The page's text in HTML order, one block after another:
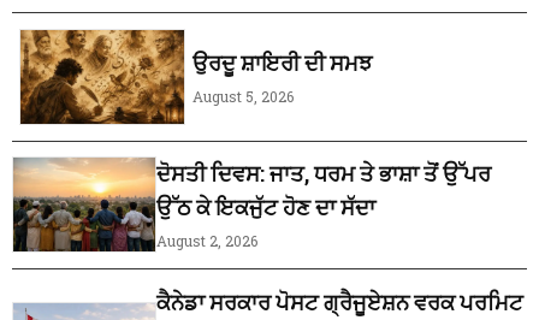
ਉਰਦੂ ਸ਼ਾਇਰੀ ਦੀ ਸਮਝ
August 5, 2026
ਦੋਸਤੀ ਦਿਵਸ: ਜਾਤ, ਧਰਮ ਤੇ ਭਾਸ਼ਾ ਤੋਂ ਉੱਪਰ
ਉੱਠ ਕੇ ਇਕਜੁੱਟ ਹੋਣ ਦਾ ਸੱਦਾ
August 2, 2026
ਕੈਨੇਡਾ ਸਰਕਾਰ ਪੋਸਟ ਗ੍ਰੈਜੂਏਸ਼ਨ ਵਰਕ ਪਰਮਿਟ